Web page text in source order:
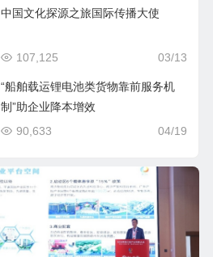
中国文化探源之旅国际传播大使
03/13
107,125
“船舶载运锂电池类货物靠前服务机
制”助企业降本增效
04/19
90,633